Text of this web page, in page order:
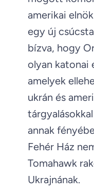
amerikai
egy új
bízva, hogy
olyan katonai
amelyek
ukrán és
annak
Fehér Ház
Tomahawk
Ukrajnának.